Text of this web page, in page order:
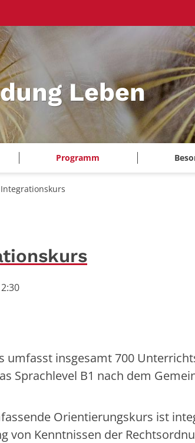
Leben
Programm
umfasst insgesamt 700
Sprachlevel B1 nach dem
Orientierungskurs ist
von Kenntnissen der